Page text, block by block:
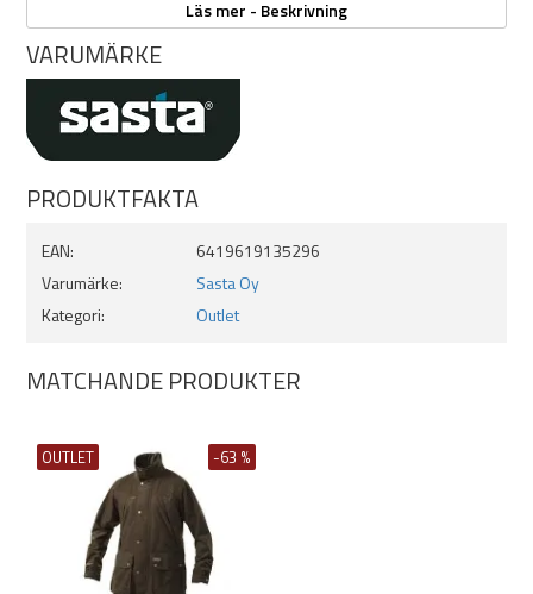
Läs mer - Beskrivning
VARUMÄRKE
PRODUKTFAKTA
EAN:
6419619135296
Varumärke:
Sasta Oy
Kategori:
Outlet
MATCHANDE PRODUKTER
OUTLET -63 %